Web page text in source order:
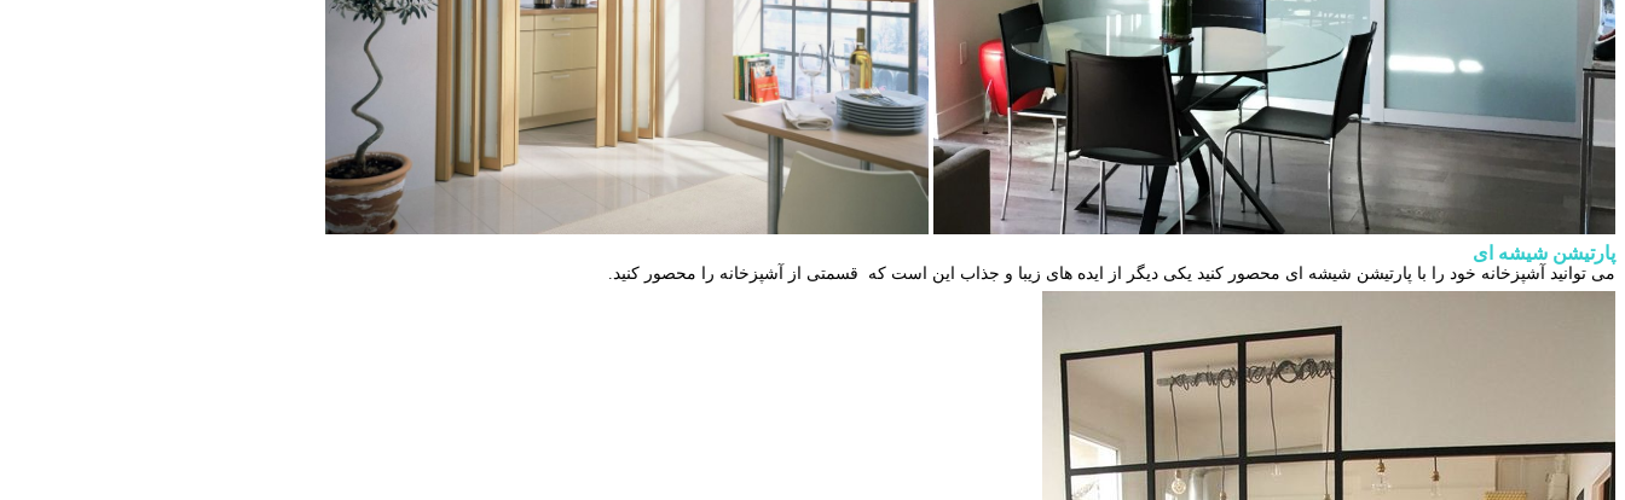
پارتیشن شیشه ای
می توانید آشپزخانه خود را با پارتیشن شیشه ای محصور کنید یکی دیگر از ایده های زیبا و جذاب این است که قسمتی از آشپزخانه را محصور کنید.